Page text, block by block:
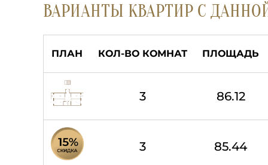
ВАРИАНТЫ КВАРТИР С
ПЛАН КОЛ-ВО КОМНАТ ПЛОЩАДЬ
3 86.12
3 85.44